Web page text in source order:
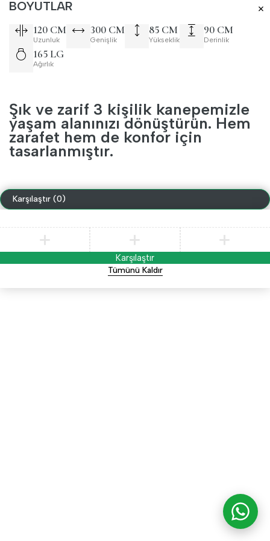
BOYUTLAR
120 CM
Uzunluk
300 CM
Genişlik
85 CM
Yükseklik
90 CM
Derinlik
165 LG
Ağırlık
Şık ve zarif 3 kişilik kanepemizle
yaşam alanınızı dönüştürün. Hem
zarafet hem de konfor için
tasarlanmıştır.
Karşılaştır (0)
Karşılaştır
Tümünü Kaldır